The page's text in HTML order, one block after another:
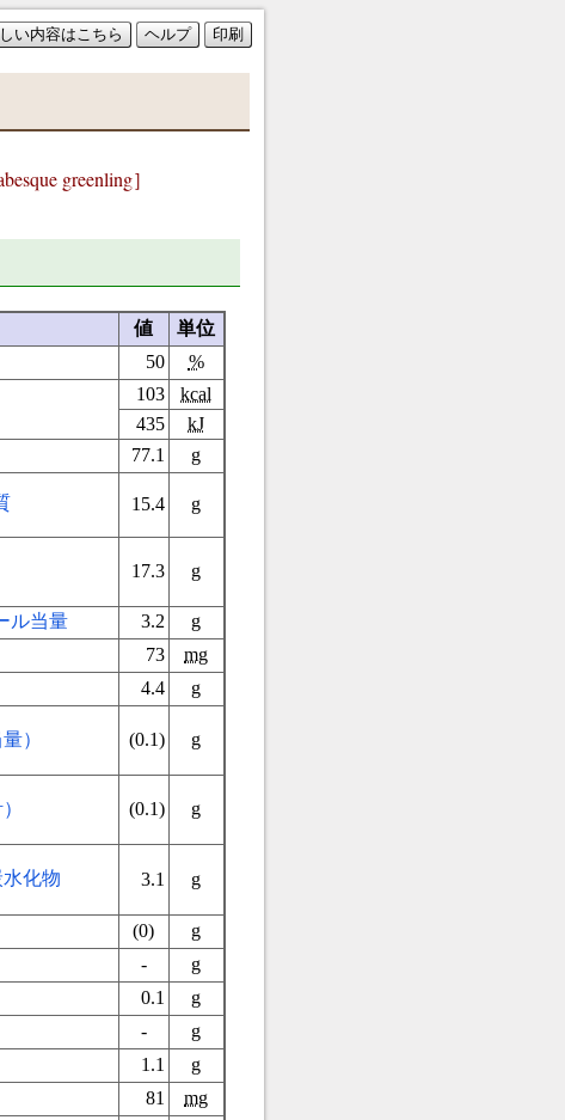
い内容はこちら ヘルプ 印刷
greenling］
値
単位
50 %
103
kcal
435
kJ
77.1
g
15.4 g
17.3 g
ル当量 3.2
g
73
mg
4.4 g
） (0.1) g
(0.1) g
化物 3.1 g
(0)
g
-
g
0.1
g
-
g
1.1 g
81
mg